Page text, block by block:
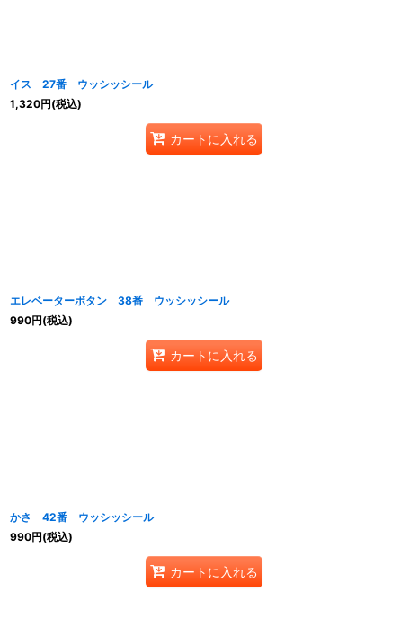
イス 27番 ウッシッシール
1,320円(税込)
カートに入れる
エレベーターボタン 38番 ウッシッシール
990円(税込)
カートに入れる
かさ 42番 ウッシッシール
990円(税込)
カートに入れる